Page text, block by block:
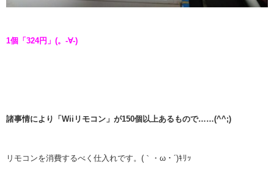
1個「324円」(。-∀-)
諸事情により「Wiiリモコン」が150個以上あるもので……(^^;)
リモコンを消費するべく仕入れです。(｀・ω・´)ｷﾘｯ